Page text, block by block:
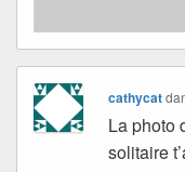
cathycat
La photo
solitaire